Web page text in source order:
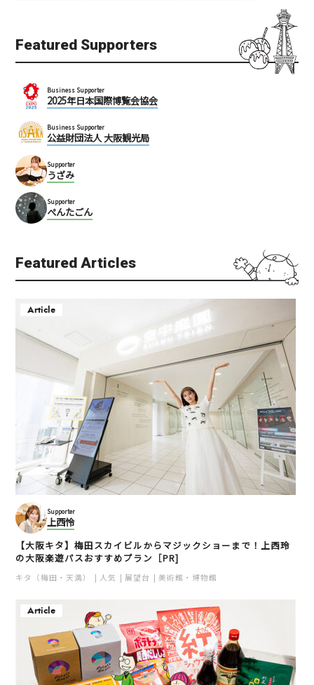
Featured Supporters
Business Supporter
2025年日本国際博覧会協会
Business Supporter
公益財団法人 大阪観光局
Supporter
うざみ
Supporter
ぺんたごん
Featured Articles
Article
Supporter
上西怜
【大阪キタ】梅田スカイビルからマジックショーまで！上西玲
の大阪楽遊パスおすすめプラン［PR]
キタ（梅田・天満） 人気 展望台 美術館・博物館
Article